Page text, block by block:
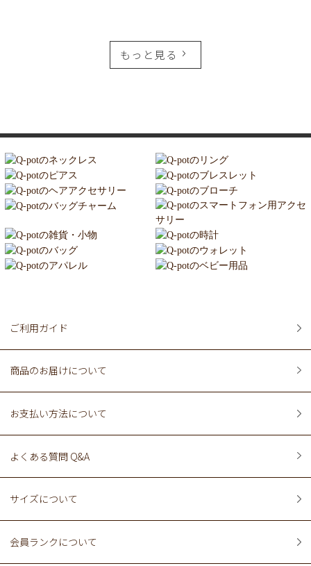
もっと見る
ご利用ガイド
商品のお届けについて
お支払い方法について
よくある質問 Q&A
サイズについて
会員ランクについて